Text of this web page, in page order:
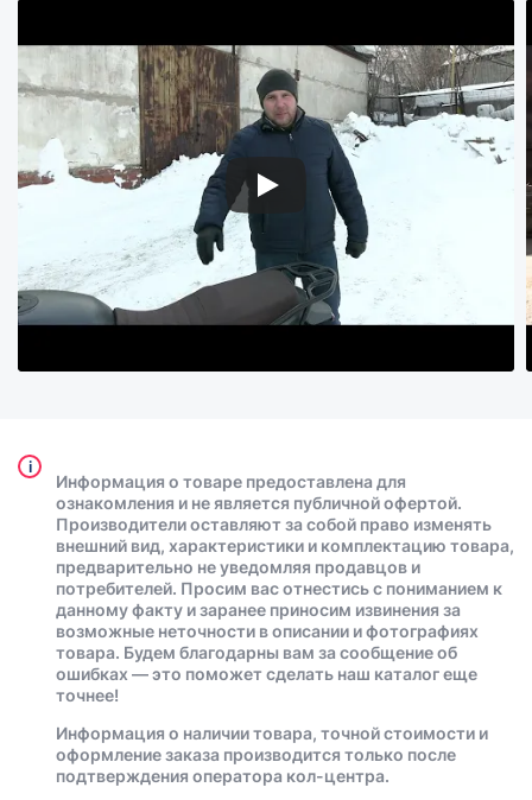
i
Информация о товаре предоставлена для
ознакомления и не является публичной офертой.
Производители оставляют за собой право изменять
внешний вид, характеристики и комплектацию товара,
предварительно не уведомляя продавцов и
потребителей. Просим вас отнестись с пониманием к
данному факту и заранее приносим извинения за
возможные неточности в описании и фотографиях
товара. Будем благодарны вам за сообщение об
ошибках — это поможет сделать наш каталог еще
точнее!
Информация о наличии товара, точной стоимости и
оформление заказа производится только после
подтверждения оператора кол-центра.